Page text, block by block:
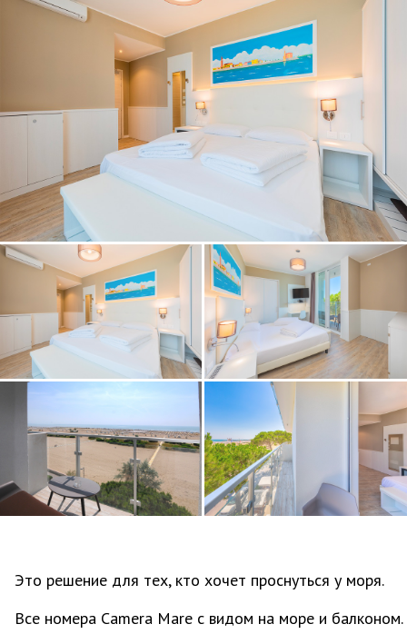
Это решение для тех, кто хочет проснуться у моря.
Все номера Camera Mare с видом на море и балконом.